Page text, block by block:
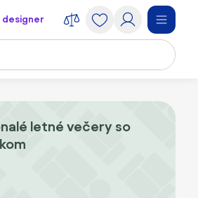
designer
letné večery so